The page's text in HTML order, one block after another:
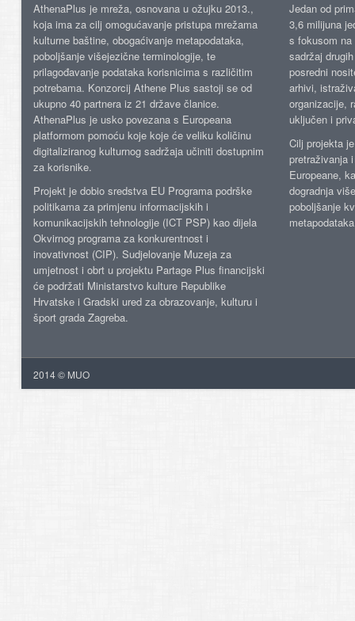
AthenaPlus je mreža, osnovana u ožujku 2013.,
koja ima za cilj omogućavanje pristupa mrežama
kulturne baštine, obogaćivanje metapodataka,
poboljšanje višejezične terminologije, te
prilagođavanje podataka korisnicima s različitim
potrebama. Konzorcij Athene Plus sastoji se od
ukupno 40 partnera iz 21 države članice.
AthenaPlus je usko povezana s Europeana
platformom pomoću koje koje će veliku količinu
digitaliziranog kulturnog sadržaja učiniti dostupnim
za korisnike.
Projekt je dobio sredstva EU Programa podrške
politikama za primjenu informacijskih i
komunikacijskih tehnologije (ICT PSP) kao dijela
Okvirnog programa za konkurentnost i
inovativnost (CIP). Sudjelovanje Muzeja za
umjetnost i obrt u projektu Partage Plus financijski
će podržati Ministarstvo kulture Republike
Hrvatske i Gradski ured za obrazovanje, kulturu i
šport grada Zagreba.
Jedan od
3,6 milijuna
s fokusom
sadržaj
posredni
arhivi,
organizacije,
uključen i
Cilj projekta
pretraživanja
Europeane,
dogradnja
poboljšanje
2014 © MUO